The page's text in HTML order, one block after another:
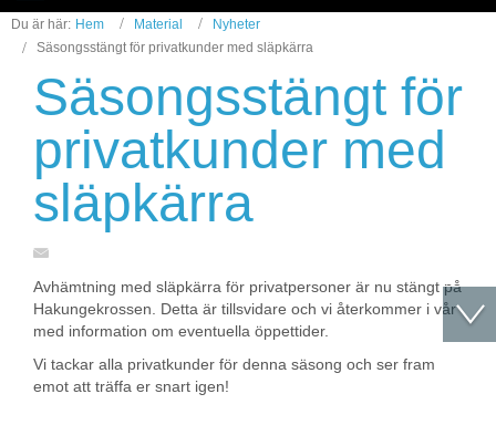
Du är här: Hem Material
Nyheter
Säsongsstängt för privatkunder med släpkärra
Säsongsstängt för
privatkunder med
släpkärra
Avhämtning med släpkärra för privatpersoner är nu stängt på
Hakungekrossen. Detta är tillsvidare och vi återkommer i vår
med information om eventuella öppettider.
Vi tackar alla privatkunder för denna säsong och ser fram
emot att träffa er snart igen!